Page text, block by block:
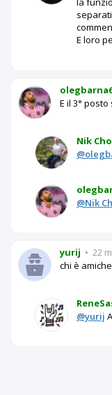
E loro
E il 3°
Nik
@Nik
yurij • 22
chi è
@yurij